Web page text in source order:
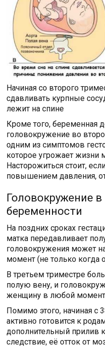
Начиная со второго
сдавливать курпные
лежит на спине
Кроме того, беременная
головокружение во
одним из симптомов
которое угрожает жизни
Насторожиться стоит,
повышением давления,
Головокружение
беременности
На поздних сроках
матка передавливает
головокружения может
момент (не только когда
В третьем триместре
полую вену, и
женщину в любой момент
Помимо этого, начиная с
активно готовится к
дополнительный прилив
следствие, её отток от